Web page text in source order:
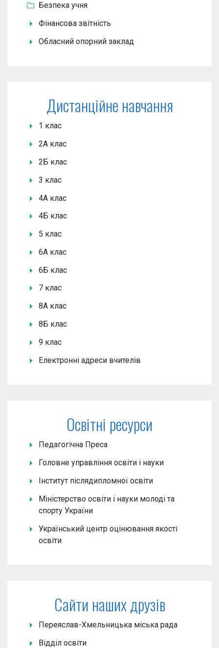
Безпека учня
Фінансова звітність
Обласний опорний заклад
Дистанційне навчання
1 клас
2А клас
2Б клас
3 клас
4А клас
4Б клас
5 клас
6А клас
6Б клас
7 клас
8А клас
8Б клас
9 клас
Електронні адреси вчителів
Освітні ресурси
Педагогічна Преса
Головне управління освіти і науки
Інститут післядипломної освіти
Міністерство освіти і науки молоді та
спорту України
Український центр оцінювання якості
освіти
Сайти наших друзів
Переяслав-Хмельницька міська рада
Відділ освіти